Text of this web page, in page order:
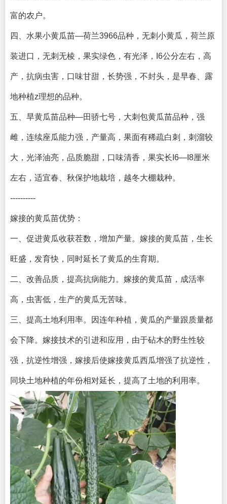
富的农户。
四、水果小黄瓜苗—荷兰3966品种，无刺小黄瓜，荷兰原
装进口，无刺无棱，果实绿色，有光泽，I6公分左右，高
产，抗病虫害，口味甘甜，长势强，不封头，是早春、露
地种植z理想的品种。
五、旱黄瓜苗品种—田骄七号，大刺包黄瓜苗品种，强
雌，连续座瓜能力强，产量高，果面有稀疏白刺，刺溜较
大，光泽油亮，品质脆甜，口味清香，果实长I6—I8厘米
左右，适宜春、秋保护地栽培，越冬大棚栽种。
----------
嫁接的黄瓜苗优势：
一、促进黄瓜收获茬数，增加产量。嫁接的黄瓜苗，生长
旺盛，发育快，同时延长了黄瓜的生育期。
二、改善品质，提高抗病能力。嫁接的黄瓜苗，成活率
高，虫害低，生产的黄瓜无苦味。
三、提高土地利用率。因连年种植，黄瓜的产量跟质量都
会下降。嫁接技术的引进和应用，由于砧木的野生性较
强，抗逆性增强，嫁接后使嫁接黄瓜西瓜增强了抗逆性，
同块土地种植的年份相对延长，提高了土地的利用率。